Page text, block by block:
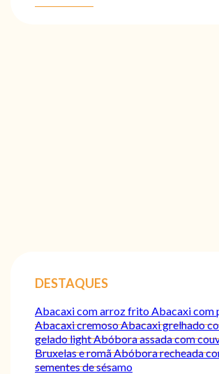
DESTAQUES
Abacaxi com arroz frito Abacaxi com
Abacaxi cremosoAbacaxi grelhado
gelado lightAbóbora assada com
Bruxelas e romãAbóbora recheada
sementes de sésamo